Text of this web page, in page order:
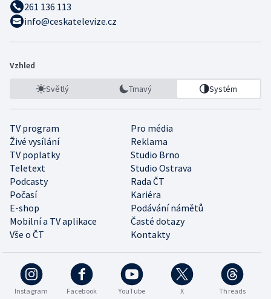
261 136 113
info@ceskatelevize.cz
Vzhled
Světlý Tmavý Systém
TV program
Pro média
Živé vysílání
Reklama
TV poplatky
Studio Brno
Teletext
Studio Ostrava
Podcasty
Rada ČT
Počasí
Kariéra
E-shop
Podávání námětů
Mobilní a TV aplikace
Časté dotazy
Vše o ČT
Kontakty
Instagram Facebook YouTube X Threads